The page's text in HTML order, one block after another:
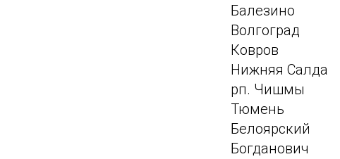
Балезино
Волгоград
Ковров
Нижняя Салда
рп. Чишмы
Тюмень
Белоярский
Богданович